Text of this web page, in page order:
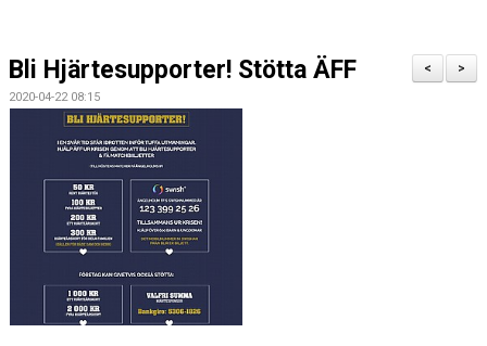
LÄNKAR
MEDLEMS OCH TRÄNINGSAVGIFTER
>
<
Bli Hjärtesupporter! Stötta ÄFF
2020-04-22 08:15